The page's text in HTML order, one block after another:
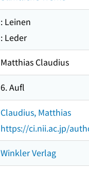
: Leinen
: Leder
Matthias Claudius
6. Aufl
Claudius, Matthias
https://ci.nii.ac.jp/
Winkler Verlag